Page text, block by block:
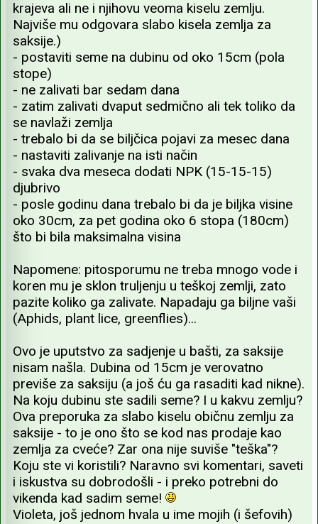
krajeva ali ne i njihovu veoma kiselu zemlju.
Najviše mu odgovara slabo kisela zemlja za
saksije.)
- postaviti seme na dubinu od oko 15cm (pola
stope)
- ne zalivati bar sedam dana
- zatim zalivati dvaput sedmično ali tek toliko da
se navlaži zemlja
- trebalo bi da se biljčica pojavi za mesec dana
- nastaviti zalivanje na isti način
- svaka dva meseca dodati NPK (15-15-15)
djubrivo
- posle godinu dana trebalo bi da je biljka visine
oko 30cm, za pet godina oko 6 stopa (180cm)
što bi bila maksimalna visina
Napomene: pitosporumu ne treba mnogo vode i
koren mu je sklon truljenju u teškoj zemlji, zato
pazite koliko ga zalivate. Napadaju ga biljne vaši
(Aphids, plant lice, greenflies)...
Ovo je uputstvo za sadjenje u bašti, za saksije
nisam našla. Dubina od 15cm je verovatno
previše za saksiju (a još ću ga rasaditi kad nikne).
Na koju dubinu ste sadili seme? I u kakvu zemlju?
Ova preporuka za slabo kiselu običnu zemlju za
saksije - to je ono što se kod nas prodaje kao
zemlja za cveće? Zar ona nije suviše "teška"?
Koju ste vi koristili? Naravno svi komentari, saveti
i iskustva su dobrodošli - i preko potrebni do
vikenda kad sadim seme!
Violeta, još jednom hvala u ime mojih (i šefovih)